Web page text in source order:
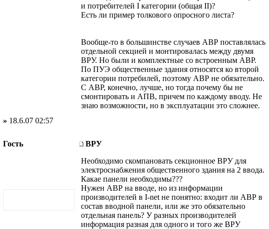
и потребителей I категории (общая II)?
Есть ли пример толкового опросного листа?
Вообще-то в большинстве случаев АВР поставлялась
отдельной секцией и монтировалась между двумя
ВРУ. Но были и комплектные со встроенным АВР.
По ПУЭ общественные здания относятся ко второй
категории потребилей, поэтому АВР не обязательно.
С АВР, конечно, лучше, но тогда почему бы не
смонтировать и АПВ, причем по каждому вводу. Не
знаю возможности, но в эксплуатации это сложнее.
» 18.6.07 02:57
Гость
ВРУ
Необходимо скомпановать секционное ВРУ для
электроснабжения общественного здания на 2 ввода.
Какае панели необходимы???
Нужен АВР на вводе, но из информации
производителей в I-net не понятно: входит ли АВР в
состав вводной панели, или же это обязательно
отдельная панель? У разных производителей
информация разная для одного и того же ВРУ